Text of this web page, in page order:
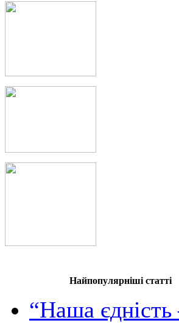
Найпопулярніші статті
“Наша єдність